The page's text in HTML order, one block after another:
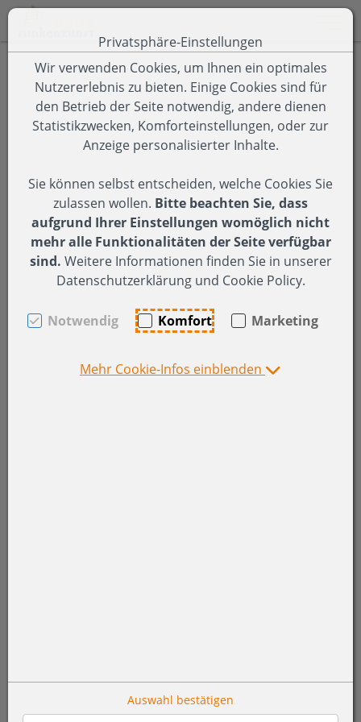
Zum Inhalt springen [AK + 0]
Zum Hauptmenü springen [AK + 1]
Zum Footer-Menü unten (angedockt an Browserrand)
Zum Menü "Einstellungen Barrierefreiheit" springen [AK +
Privatsphäre-Einstellungen
Wir verwenden Cookies, um Ihnen ein optimales
Nutzererlebnis zu bieten. Einige Cookies sind für
den Betrieb der Seite notwendig, andere dienen
Statistikzwecken, Komforteinstellungen, oder zur
Anzeige personalisierter Inhalte.
Sie können selbst entscheiden, welche Cookies Sie
zulassen wollen. Bitte beachten Sie, dass
aufgrund Ihrer Einstellungen womöglich nicht
mehr alle Funktionalitäten der Seite verfügbar
sind. Weitere Informationen finden Sie in unserer
Datenschutzerklärung und Cookie Policy.
Notwendig Komfort Marketing
Mehr Cookie-Infos einblenden
Auswahl bestätigen